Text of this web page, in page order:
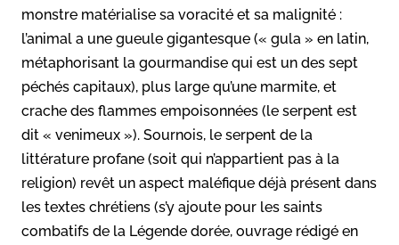
monstre matérialise sa voracité et sa malignité :
l’animal a une gueule gigantesque (« gula » en latin,
métaphorisant la gourmandise qui est un des sept
péchés capitaux), plus large qu’une marmite, et
crache des flammes empoisonnées (le serpent est
dit « venimeux »). Sournois, le serpent de la
littérature profane (soit qui n’appartient pas à la
religion) revêt un aspect maléfique déjà présent dans
les textes chrétiens (s’y ajoute pour les saints
combatifs de la Légende dorée, ouvrage rédigé en